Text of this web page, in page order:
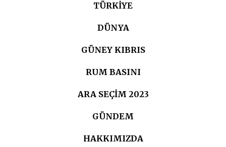
TÜRKIYE
DÜNYA
GÜNEY KIBRIS
RUM BASINI
ARA SEÇIM 2023
GÜNDEM
HAKKIMIZDA